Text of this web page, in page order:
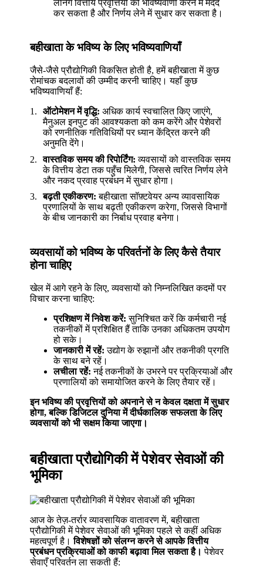
लर्निंग वित्तीय प्रवृत्तियों की भविष्यवाणी करने में मदद
कर सकता है और निर्णय लेने में सुधार कर सकता है।
बहीखाता के भविष्य के लिए भविष्यवाणियाँ
जैसे-जैसे प्रौद्योगिकी विकसित होती है, हमें बहीखाता में कुछ
रोमांचक बदलावों की उम्मीद करनी चाहिए। यहाँ कुछ
भविष्यवाणियाँ हैं:
ऑटोमेशन में वृद्धि: अधिक कार्य स्वचालित किए जाएंगे,
मैनुअल इनपुट की आवश्यकता को कम करेंगे और पेशेवरों
को रणनीतिक गतिविधियों पर ध्यान केंद्रित करने की
अनुमति देंगे।
वास्तविक समय की रिपोर्टिंग: व्यवसायों को वास्तविक समय
के वित्तीय डेटा तक पहुँच मिलेगी, जिससे त्वरित निर्णय लेने
और नकद प्रवाह प्रबंधन में सुधार होगा।
बढ़ती एकीकरण: बहीखाता सॉफ़्टवेयर अन्य व्यावसायिक
प्रणालियों के साथ बढ़ती एकीकरण करेगा, जिससे विभागों
के बीच जानकारी का निर्बाध प्रवाह बनेगा।
व्यवसायों को भविष्य के परिवर्तनों के लिए कैसे तैयार
होना चाहिए
खेल में आगे रहने के लिए, व्यवसायों को निम्नलिखित कदमों पर
विचार करना चाहिए:
प्रशिक्षण में निवेश करें: सुनिश्चित करें कि कर्मचारी नई
तकनीकों में प्रशिक्षित हैं ताकि उनका अधिकतम उपयोग
हो सके।
जानकारी में रहें: उद्योग के रुझानों और तकनीकी प्रगति
के साथ बने रहें।
लचीला रहें: नई तकनीकों के उभरने पर प्रक्रियाओं और
प्रणालियों को समायोजित करने के लिए तैयार रहें।
इन भविष्य की प्रवृत्तियों को अपनाने से न केवल दक्षता में सुधार
होगा, बल्कि डिजिटल दुनिया में दीर्घकालिक सफलता के लिए
व्यवसायों को भी सक्षम किया जाएगा।
बहीखाता प्रौद्योगिकी में पेशेवर सेवाओं की
भूमिका
आज के तेज़-तर्रार व्यावसायिक वातावरण में, बहीखाता
प्रौद्योगिकी में पेशेवर सेवाओं की भूमिका पहले से कहीं अधिक
महत्वपूर्ण है।विशेषज्ञों को संलग्न करने से आपके वित्तीय
प्रबंधन प्रक्रियाओं को काफी बढ़ावा मिल सकता है। पेशेवर
सेवाएँ परिवर्तन ला सकती हैं: